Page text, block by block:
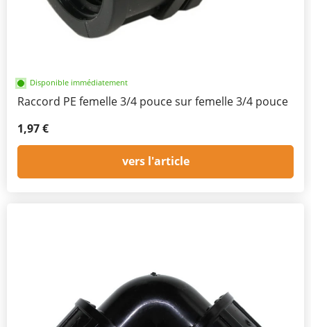
Disponible immédiatement
Raccord PE femelle 3/4 pouce sur femelle 3/4 pouce
1,97 €
vers l'article